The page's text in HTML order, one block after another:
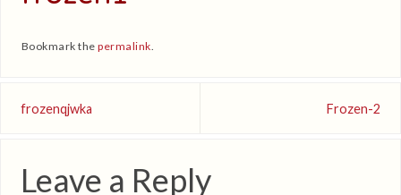
Bookmark thepermalink
frozenqjwka Frozen-2
Leave a Reply